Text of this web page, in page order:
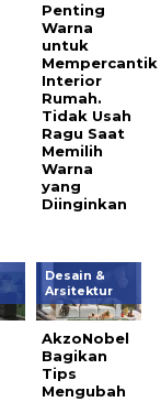
Penting
Warna
untuk
Mempercantik
Interior
Rumah.
Tidak Usah
Ragu Saat
Memilih
Warna
yang
Diinginkan
Desain &
Arsitektur
AkzoNobel
Bagikan
Tips
Mengubah